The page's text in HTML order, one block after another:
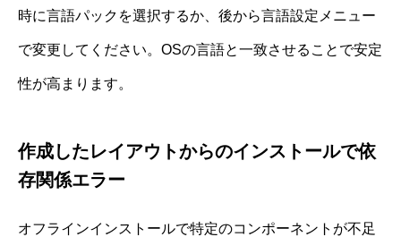
時に言語パックを選択するか、後から言語設定メニュー
で変更してください。OSの言語と一致させることで安定
性が高まります。
作成したレイアウトからのインストールで依
存関係エラー
オフラインインストールで特定のコンポーネントが不足